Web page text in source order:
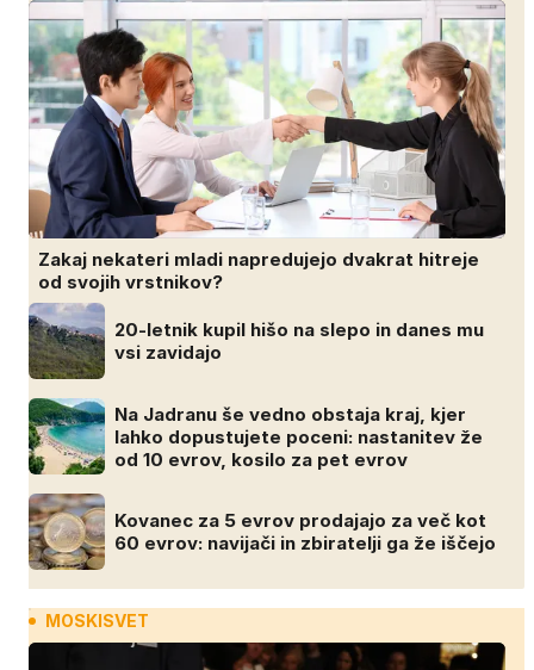
Zakaj nekateri mladi napredujejo dvakrat hitreje
od svojih vrstnikov?
20-letnik kupil hišo na slepo in danes mu
vsi zavidajo
Na Jadranu še vedno obstaja kraj, kjer
lahko dopustujete poceni: nastanitev že
od 10 evrov, kosilo za pet evrov
Kovanec za 5 evrov prodajajo za več kot
60 evrov: navijači in zbiratelji ga že iščejo
MOSKISVET